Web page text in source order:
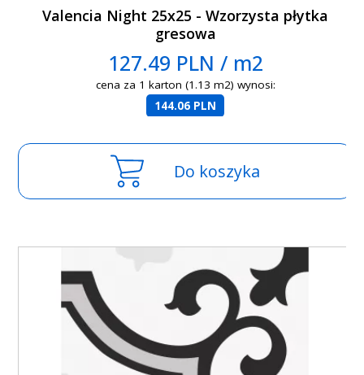
Valencia Night 25x25 - Wzorzysta płytka
gresowa
127.49 PLN / m2
cena za 1 karton (1.13 m2) wynosi:
144.06 PLN
Do koszyka